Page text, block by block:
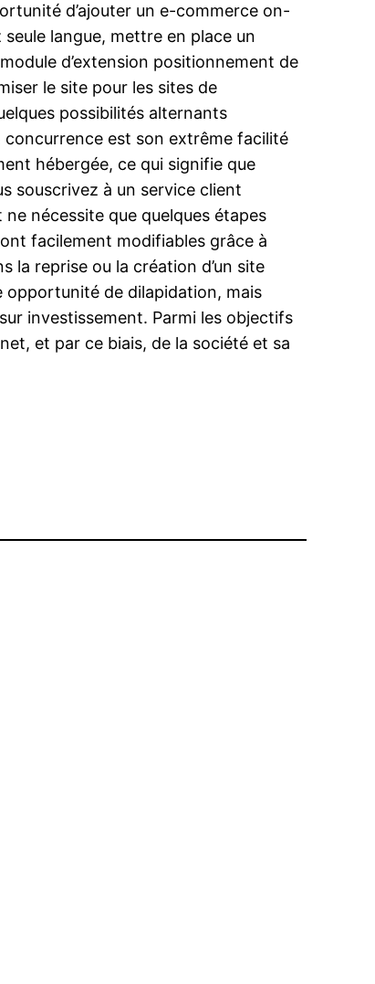
d’ajouter un e-commerce on-
langue, mettre en place un
d’extension positionnement de
le site pour les sites de
possibilités alternants
concurrence est son extrême facilité
hébergée, ce qui signifie que
souscrivez à un service client
nécessite que quelques étapes
facilement modifiables grâce à
la reprise ou la création d’un site
opportunité de dilapidation, mais
investissement. Parmi les objectifs
et par ce biais, de la société et sa